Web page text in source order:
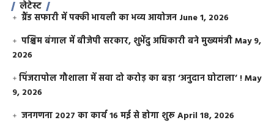
लेटेस्ट
ग्रैंड सफारी में पक्की भायली का भव्य आयोजन June 1, 2026
पश्चिम बंगाल में बीजेपी सरकार, शुभेंदु अधिकारी बने मुख्यमंत्रीMay 9,
2026
​पिंजरापोल गौशाला में सवा दो करोड़ का बड़ा ‘अनुदान घोटाला’ !May
9, 2026
जनगणना 2027 का कार्य 16 मई से होगा शुरूApril 18, 2026